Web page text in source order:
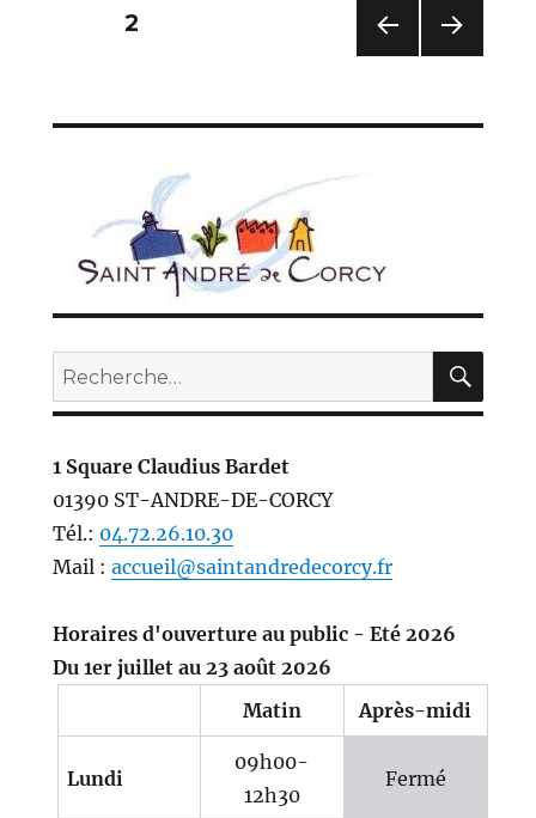
Pagination
publications
ÉDE
PAGE2
ANT
Recherche
pour :
1 Square Claudius Bardet
01390 ST-ANDRE-DE-CORCY
Tél.: 04.72.26.10.30
Mail : accueil@saintandredecorcy.fr
Horaires d'ouverture au public - Eté 2026
Du 1er juillet au 23 août 2026
Matin
Après-midi
Lundi
09h00-
12h30
Fermé